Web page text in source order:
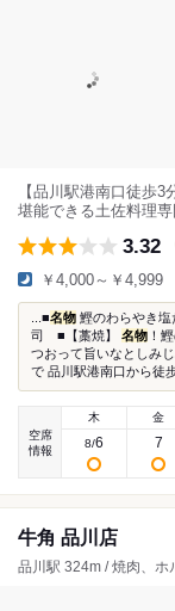
【品川駅港南口徒歩
堪能できる土佐料理
3.32
￥4,000～￥4,999
...■名物 鰹のわらやき
司 ■【藁焼】 名物 ！
つおって旨いなとしみ
で 品川駅港南口から徒
空席
情報
木
8/6
金
7
牛角 品川店
品川駅 324m / 焼肉、ホ